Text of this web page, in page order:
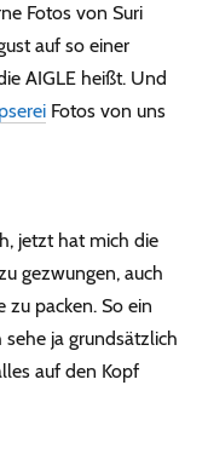
Fotos von Suri
auf so einer
AIGLE heißt. Und
Fotos von uns
jetzt hat mich die
gezwungen, auch
zu packen. So ein
ja grundsätzlich
auf den Kopf